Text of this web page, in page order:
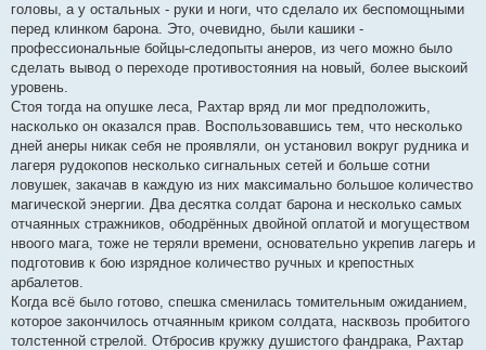
головы, а у остальных - руки и ноги, что сделало их беспомощными
перед клинком барона. Это, очевидно, были кашики -
профессиональные бойцы-следопыты анеров, из чего можно было
сделать вывод о переходе противостояния на новый, более выскоий
уровень.
Стоя тогда на опушке леса, Рахтар вряд ли мог предположить,
насколько он оказался прав. Воспользовавшись тем, что несколько
дней анеры никак себя не проявляли, он установил вокруг рудника и
лагеря рудокопов несколько сигнальных сетей и больше сотни
ловушек, закачав в каждую из них максимально большое количество
магической энергии. Два десятка солдат барона и несколько самых
отчаянных стражников, ободрённых двойной оплатой и могуществом
нвоого мага, тоже не теряли времени, основательно укрепив лагерь и
подготовив к бою изрядное количество ручных и крепостных
арбалетов.
Когда всё было готово, спешка сменилась томительным ожиданием,
которое закончилось отчаянным криком солдата, насквозь пробитого
толстенной стрелой. Отбросив кружку душистого фандрака, Рахтар